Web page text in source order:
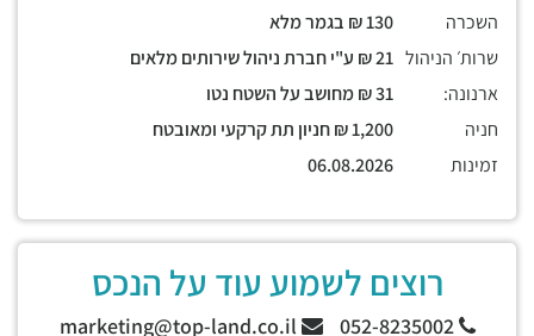
השכרה
שרות׳ הניהול
ארנונה:
חניה
זמינות
רוצים לשמוע עוד על הנכס
052-8235002